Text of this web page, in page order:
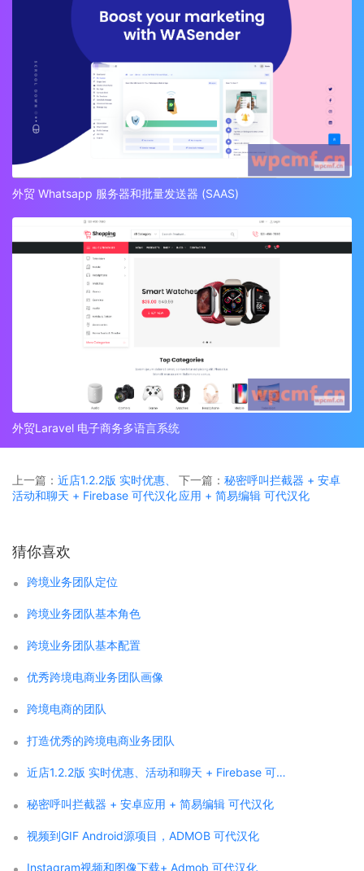
外贸 Whatsapp 服务器和批量发送器 (SAAS)
外贸Laravel 电子商务多语言系统
上一篇： 近店1.2.2版 实时优惠、
活动和聊天 + Firebase 可代汉化
下一篇： 秘密呼叫拦截器 + 安卓
应用 + 简易编辑 可代汉化
猜你喜欢
跨境业务团队定位
跨境业务团队基本角色
跨境业务团队基本配置
优秀跨境电商业务团队画像
跨境电商的团队
打造优秀的跨境电商业务团队
近店1.2.2版 实时优惠、活动和聊天 + Firebase 可代汉化
秘密呼叫拦截器 + 安卓应用 + 简易编辑 可代汉化
视频到GIF Android源项目，ADMOB 可代汉化
Instagram视频和图像下载+ Admob 可代汉化